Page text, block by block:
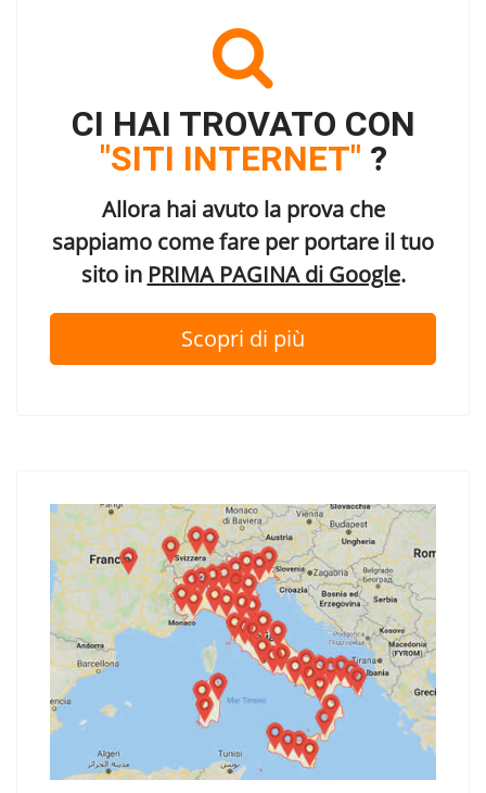
CI HAI TROVATO CON
"SITI INTERNET" ?
Allora hai avuto la prova che
sappiamo come fare per portare il tuo
sito in PRIMA PAGINA di Google.
Scopri di più